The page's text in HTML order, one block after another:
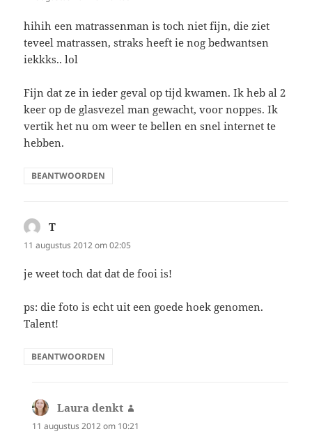
hihih een matrassenman is toch niet fijn, die ziet
teveel matrassen, straks heeft ie nog bedwantsen
iekkks.. lol
Fijn dat ze in ieder geval op tijd kwamen. Ik heb al 2
keer op de glasvezel man gewacht, voor noppes. Ik
vertik het nu om weer te bellen en snel internet te
hebben.
BEANTWOORDEN
T
11 augustus 2012 om 02:05
je weet toch dat dat de fooi is!
ps: die foto is echt uit een goede hoek genomen.
Talent!
BEANTWOORDEN
Laura denkt
11 augustus 2012 om 10:21